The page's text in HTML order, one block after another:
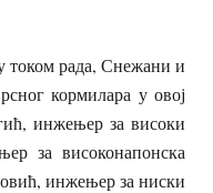
рада, Снежани и
кормилара у овој
инжењер за високи
за високонапонска
инжењер за ниски